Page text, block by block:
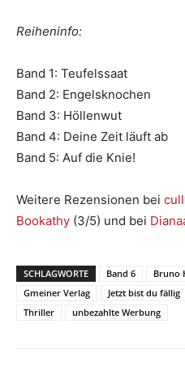
Reiheninfo:
Band 1: Teufelssaat
Band 2: Engelsknochen
Band 3: Höllenwut
Band 4: Deine Zeit läuft ab
Band 5: Auf die Knie!
Weitere Rezensionen bei
Bookathy (3/5) und bei
SCHLAGWORTE Band 6 Bruno
Gmeiner Verlag
Jetzt bist du fällig
Thriller
unbezahlte Werbung